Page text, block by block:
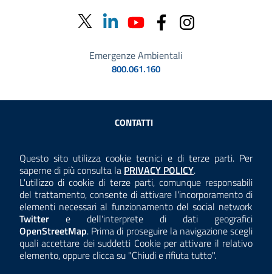
Questo sito utilizza cookie tecnici e di terze parti. Per
saperne di più consulta la Consulta la
PRIVACY POLICY.
L'utilizzo di cookie di terze parti, comunque responsabili
del trattamento, consente di attivare l'incorporamento di
elementi necessari al funzionamento del social network
Twitter e dell'interprete di dati geografici
OpenStreetMap. Prima di proseguire la navigazione scegli
quali accettare dei suddetti Cookie per attivare il relativo
elemento, oppure clicca su "Chiudi e rifiuta tutto".
Emergenze Ambientali
800.061.160
Sezione Link Utili
CONTATTI
ANTICORRUZIONE
ACCESSIBILITÀ
COOKIE E PRIVACY
TEMI A-Z